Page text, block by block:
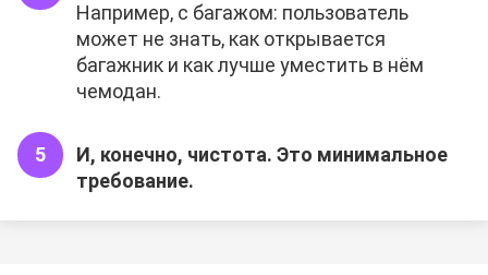
Например, с багажом: пользователь
может не знать, как открывается
багажник и как лучше уместить в нём
чемодан.
И, конечно, чистота. Это минимальное
требование.